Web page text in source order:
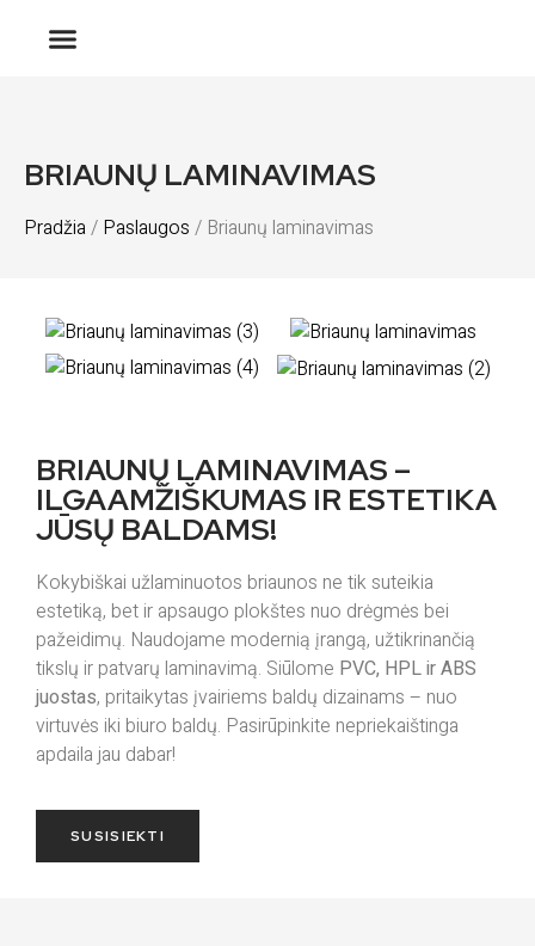
BRIAUNŲ LAMINAVIMAS
Pradžia/ Paslaugos / Briaunų laminavimas
BRIAUNŲ LAMINAVIMAS –
ILGAAMŽIŠKUMAS IR ESTETIKA
JŪSŲ BALDAMS!
Kokybiškai užlaminuotos briaunos ne tik suteikia
estetiką, bet ir apsaugo plokštes nuo drėgmės bei
pažeidimų. Naudojame modernią įrangą, užtikrinančią
tikslų ir patvarų laminavimą. Siūlome PVC, HPL ir ABS
juostas, pritaikytas įvairiems baldų dizainams – nuo
virtuvės iki biuro baldų. Pasirūpinkite nepriekaištinga
apdaila jau dabar!
SUSISIEKTI